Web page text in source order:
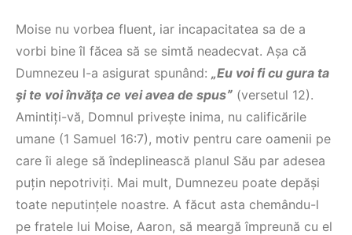
Moise nu vorbea fluent, iar incapacitatea sa de a
vorbi bine îl făcea să se simtă neadecvat. Așa că
Dumnezeu l-a asigurat spunând: „Eu voi fi cu gura ta
şi te voi învăţa ce vei avea de spusˮ (versetul 12).
Amintiți-vă, Domnul privește inima, nu calificările
umane (1 Samuel 16:7), motiv pentru care oamenii pe
care îi alege să îndeplinească planul Său par adesea
puțin nepotriviți. Mai mult, Dumnezeu poate depăși
toate neputințele noastre. A făcut asta chemându-l
pe fratele lui Moise, Aaron, să meargă împreună cu el